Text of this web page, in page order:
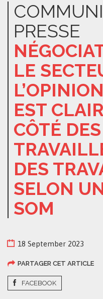
PRESSE
LE
EST
CÔTÉ DES
DES
SELON
SOM
18 September 2023
PARTAGER CET ARTICLE
FACEBOOK